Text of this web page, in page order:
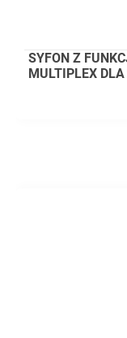
SYFON Z
MULTIPLEX